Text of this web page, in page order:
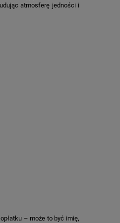
atmosferę jedności i
– może to być imię,